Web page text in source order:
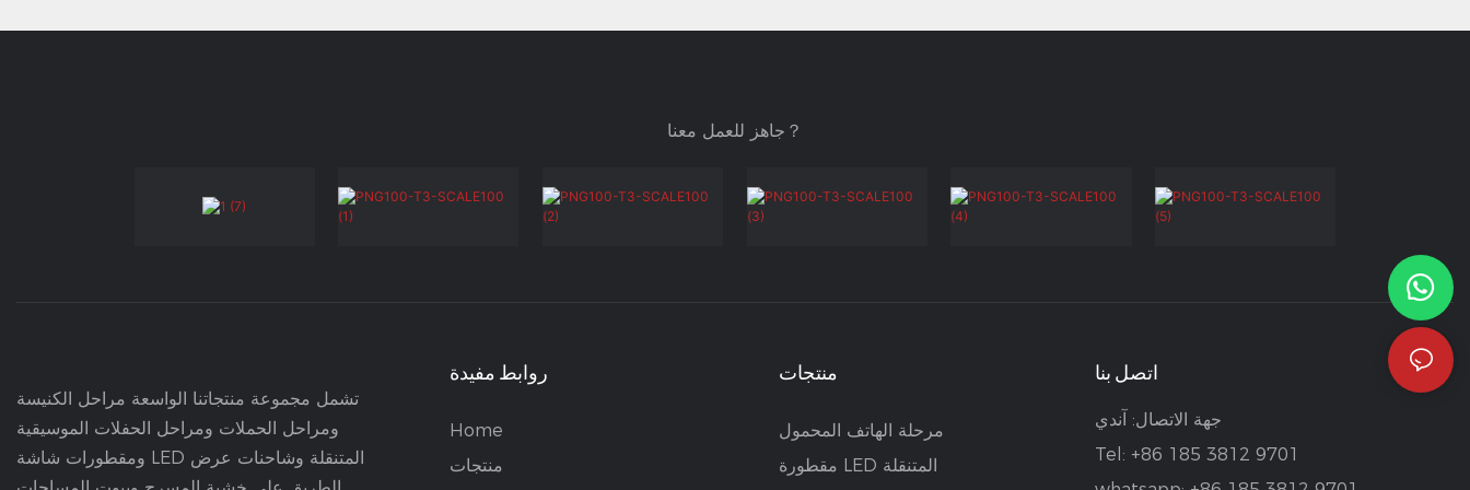
جاهز للعمل معنا？
تشمل مجموعة منتجاتنا الواسعة مراحل الكنيسة
ومراحل الحملات ومراحل الحفلات الموسيقية
ومقطورات شاشة LED المتنقلة وشاحنات عرض
روابط مفيدة
Home
منتجات
منتجات
مرحلة الهاتف المحمول
مقطورة LED المتنقلة
اتصل بنا
جهة الاتصال: آندي
Tel: +86 185 3812 9701